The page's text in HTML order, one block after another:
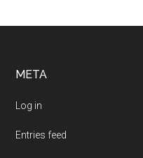
Footer
META
Log in
Entries feed